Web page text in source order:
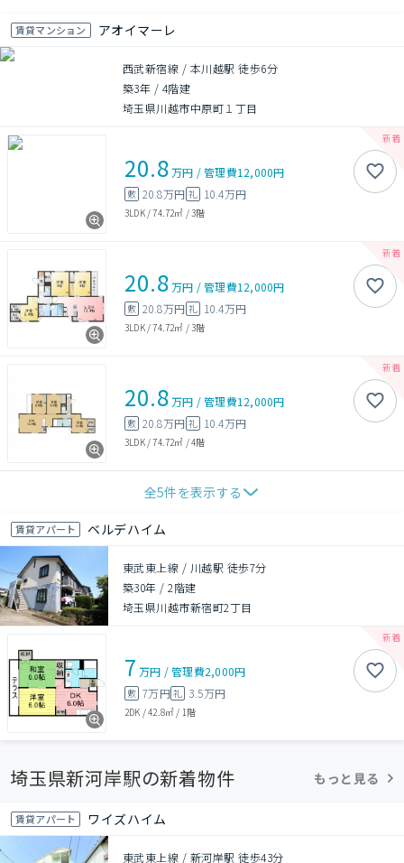
賃貸マンション アオイマーレ
西武新宿線 / 本川越駅 徒歩6分
築3年 / 4階建
埼玉県川越市中原町１丁目
20.8万円 /管理費12,000円
敷 20.8万円 礼 10.4万円
3LDK/74.72㎡ /3階
20.8万円 /管理費12,000円
敷 20.8万円 礼 10.4万円
3LDK/74.72㎡ /3階
20.8万円 /管理費12,000円
敷 20.8万円 礼 10.4万円
3LDK/74.72㎡ /4階
全5件を表示する
賃貸アパート ベルデハイム
東武東上線 / 川越駅 徒歩7分
築30年 /2階建
埼玉県川越市新宿町2丁目
7 万円 /管理費2,000円
敷 7万円礼 3.5万円
2DK /42.8㎡ / 1階
埼玉県新河岸駅の新着物件 もっと見る
賃貸アパート ワイズハイム
東武東上線 / 新河岸駅 徒歩43分